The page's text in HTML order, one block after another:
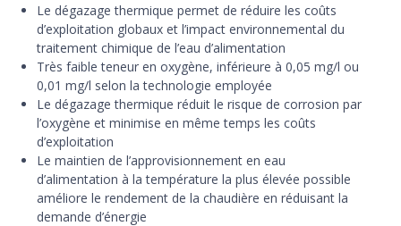
Le dégazage thermique permet de réduire les coûts
d’exploitation globaux et l’impact environnemental du
traitement chimique de l’eau d’alimentation
Très faible teneur en oxygène, inférieure à 0,05 mg/l ou
0,01 mg/l selon la technologie employée
Le dégazage thermique réduit le risque de corrosion par
l’oxygène et minimise en même temps les coûts
d’exploitation
Le maintien de l’approvisionnement en eau
d’alimentation à la température la plus élevée possible
améliore le rendement de la chaudière en réduisant la
demande d’énergie